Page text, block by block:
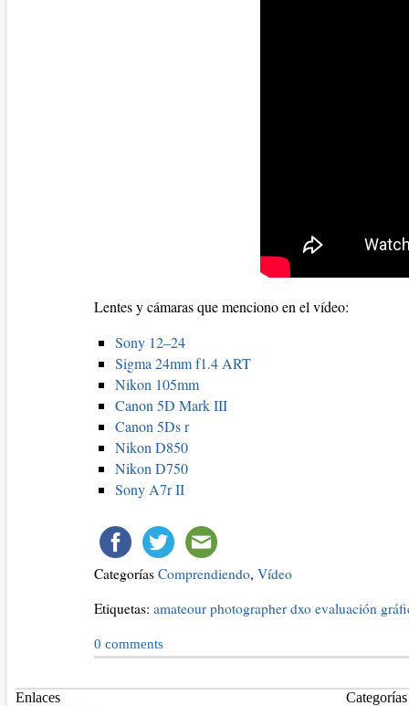
Lentes y cámaras que menciono en el vídeo:
Sony 12–24
Sigma 24mm f1.4 ART
Nikon 105mm
Canon 5D Mark III
Canon 5Ds r
Nikon D850
Nikon D750
Sony A7r II
Categorías Comprendiendo, Vídeo
Etiquetas: amateour photographer dxo evaluación
0 comments
Enlaces
Categorías